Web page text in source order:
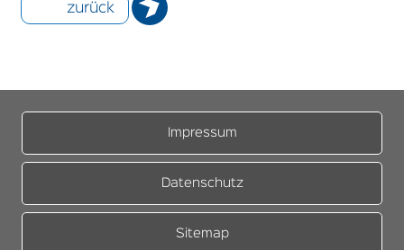
zurück
Impressum
Datenschutz
Sitemap